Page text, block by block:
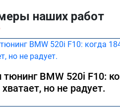
наших работ
тюнинг BMW 520i F10:
но не радует.